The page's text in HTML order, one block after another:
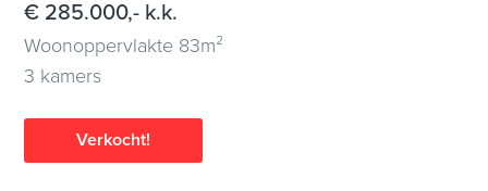
€ 285.000,- k.k.
Woonoppervlakte 83m²
3 kamers
Verkocht!